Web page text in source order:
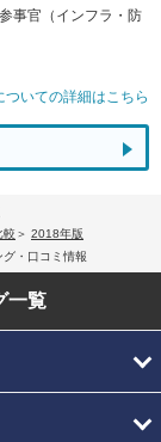
事官（インフラ・防
いての詳細はこちら
較
2018年版
・口コミ情報
一覧